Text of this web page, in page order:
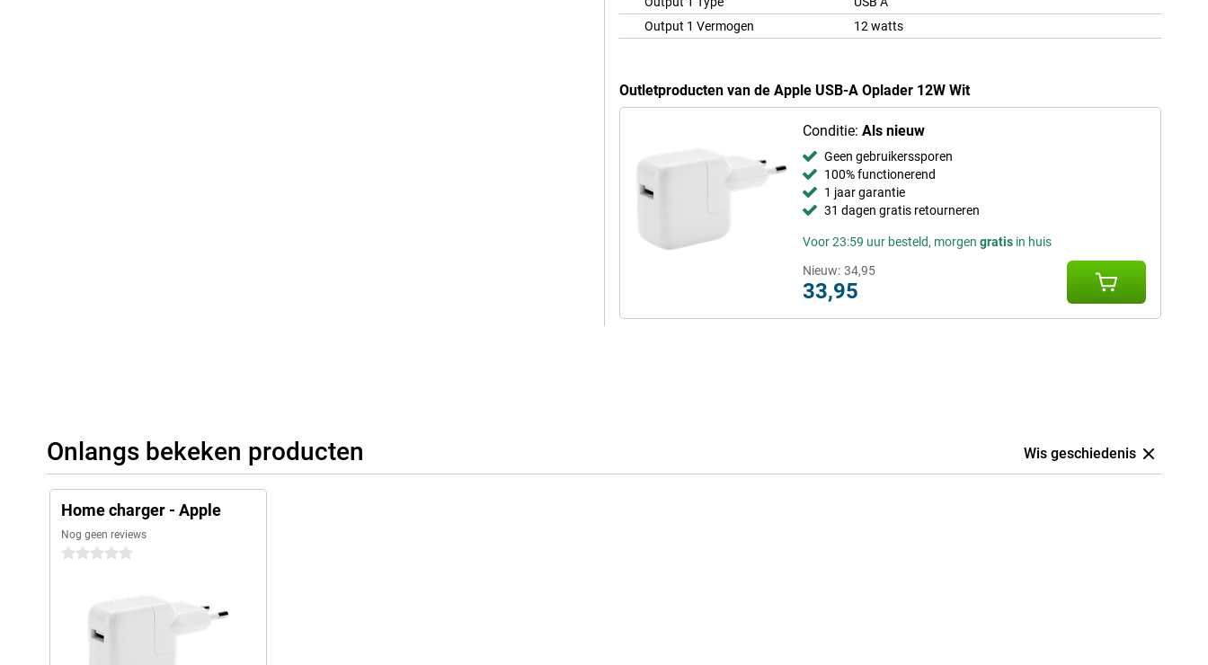
Output 1 Vermogen
12 watts
Outletproducten van de Apple USB-A Oplader 12W Wit
Conditie: Als nieuw
Geen gebruikerssporen
100% functionerend
1 jaar garantie
31 dagen gratis retourneren
Voor 23:59 uur besteld, morgen gratisin huis
Nieuw: 34,95
33,95
Onlangs bekeken producten Wis geschiedenis
Home charger - Apple
Nog geen reviews
0 sterren